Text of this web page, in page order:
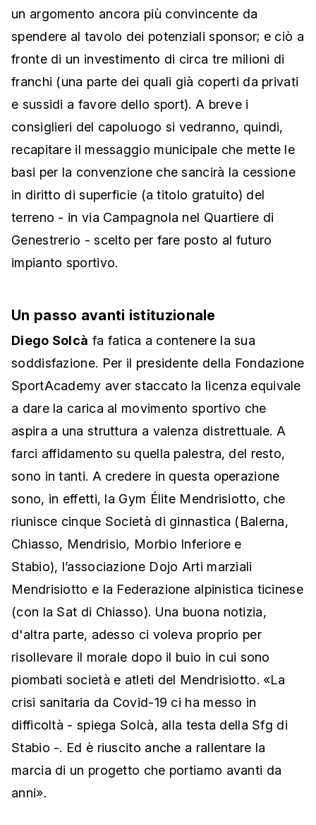
un argomento ancora più convincente da
spendere al tavolo dei potenziali sponsor; e ciò a
fronte di un investimento di circa tre milioni di
franchi (una parte dei quali già coperti da privati
e sussidi a favore dello sport). A breve i
consiglieri del capoluogo si vedranno, quindi,
recapitare il messaggio municipale che mette le
basi per la convenzione che sancirà la cessione
in diritto di superficie (a titolo gratuito) del
terreno - in via Campagnola nel Quartiere di
Genestrerio - scelto per fare posto al futuro
impianto sportivo.
Un passo avanti istituzionale
Diego Solcà fa fatica a contenere la sua
soddisfazione. Per il presidente della Fondazione
SportAcademy aver staccato la licenza equivale
a dare la carica al movimento sportivo che
aspira a una struttura a valenza distrettuale. A
farci affidamento su quella palestra, del resto,
sono in tanti. A credere in questa operazione
sono, in effetti, la Gym Élite Mendrisiotto, che
riunisce cinque Società di ginnastica (Balerna,
Chiasso, Mendrisio, Morbio Inferiore e
Stabio), l’associazione Dojo Arti marziali
Mendrisiotto e la Federazione alpinistica ticinese
(con la Sat di Chiasso). Una buona notizia,
d'altra parte, adesso ci voleva proprio per
risollevare il morale dopo il buio in cui sono
piombati società e atleti del Mendrisiotto. «La
crisi sanitaria da Covid-19 ci ha messo in
difficoltà - spiega Solcà, alla testa della Sfg di
Stabio -. Ed è riuscito anche a rallentare la
marcia di un progetto che portiamo avanti da
anni».